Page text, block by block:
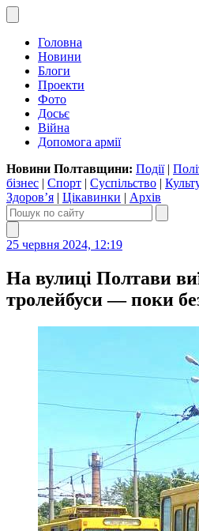
Головна
Новини
Блоги
Проекти
Фото
Досьє
Війна
Допомога армії
Новини Полтавщини: Події|
бізнес | Спорт | Суспільство |
Здоров’я | Цікавинки | Архів
25 червня 2024, 12:19
На вулиці Полтави
тролейбуси — поки